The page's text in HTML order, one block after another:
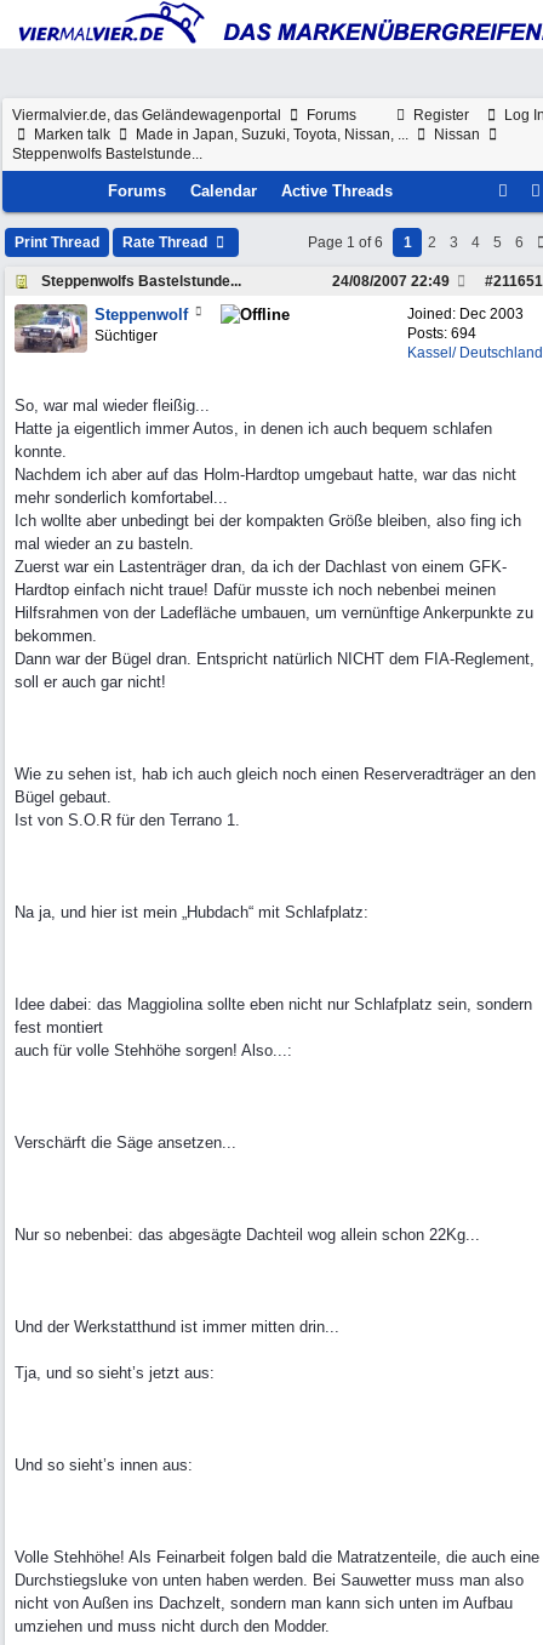
Register Log
Viermalvier.de, das Geländewagenportal
Forums
Marken talk
Made in Japan, Suzuki, Toyota, Nissan, ...
Nissan
Steppenwolfs Bastelstunde...
Forums Calendar Active Threads
Print Thread Rate Thread Page 1 of 6 1 2 3 4 5 6
Steppenwolfs Bastelstunde... #211651
24/08/2007 22:49
Joined: Dec 2003
Posts: 694
Kassel/ Deutschland
Steppenwolf
Süchtiger
So, war mal wieder fleißig...
Hatte ja eigentlich immer Autos, in denen ich auch bequem schlafen
konnte.
Nachdem ich aber auf das Holm-Hardtop umgebaut hatte, war das nicht
mehr sonderlich komfortabel...
Ich wollte aber unbedingt bei der kompakten Größe bleiben, also fing ich
mal wieder an zu basteln.
Zuerst war ein Lastenträger dran, da ich der Dachlast von einem GFK-
Hardtop einfach nicht traue! Dafür musste ich noch nebenbei meinen
Hilfsrahmen von der Ladefläche umbauen, um vernünftige Ankerpunkte zu
bekommen.
Dann war der Bügel dran. Entspricht natürlich NICHT dem FIA-Reglement,
soll er auch gar nicht!
Wie zu sehen ist, hab ich auch gleich noch einen Reserveradträger an den
Bügel gebaut.
Ist von S.O.R für den Terrano 1.
Na ja, und hier ist mein „Hubdach“ mit Schlafplatz:
Idee dabei: das Maggiolina sollte eben nicht nur Schlafplatz sein, sondern
fest montiert
auch für volle Stehhöhe sorgen! Also...:
Verschärft die Säge ansetzen...
Nur so nebenbei: das abgesägte Dachteil wog allein schon 22Kg...
Und der Werkstatthund ist immer mitten drin...
Tja, und so sieht’s jetzt aus:
Und so sieht’s innen aus:
Volle Stehhöhe! Als Feinarbeit folgen bald die Matratzenteile, die auch eine
Durchstiegsluke von unten haben werden. Bei Sauwetter muss man also
nicht von Außen ins Dachzelt, sondern man kann sich unten im Aufbau
umziehen und muss nicht durch den Modder.